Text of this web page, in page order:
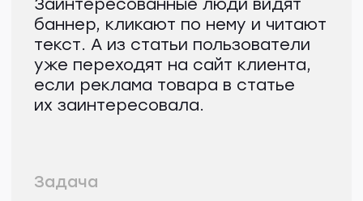
бизнесу?
Яндекс ПромоСтраницы —
это новый инструмент
продвижения среднего
и крупного бизнеса,
с помощью которого можно
это более 99 млн
пользователей в месяц